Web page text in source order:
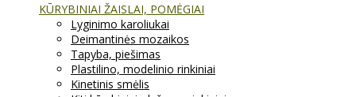
KŪRYBINIAI ŽAISLAI, POMĖGIAI
Lyginimo karoliukai
Deimantinės mozaikos
Tapyba, piešimas
Plastilino, modelinio rinkiniai
Kinetinis smėlis